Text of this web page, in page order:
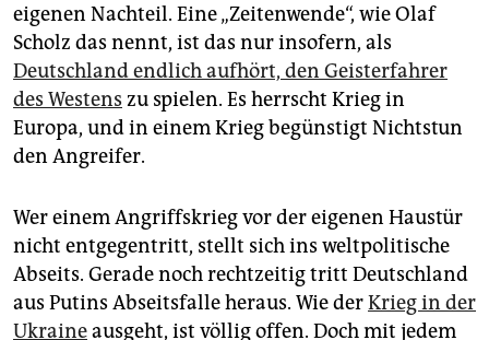
eigenen Nachteil. Eine „Zeitenwende“, wie Olaf
Scholz das nennt, ist das nur insofern, als
Deutschland endlich aufhört, den Geisterfahrer
des Westens zu spielen. Es herrscht Krieg in
Europa, und in einem Krieg begünstigt Nichtstun
den Angreifer.
Wer einem Angriffskrieg vor der eigenen Haustür
nicht entgegentritt, stellt sich ins weltpolitische
Abseits. Gerade noch rechtzeitig tritt Deutschland
aus Putins Abseitsfalle heraus. Wie derKrieg in der
Ukraineausgeht, ist völlig offen. Doch mit jedem